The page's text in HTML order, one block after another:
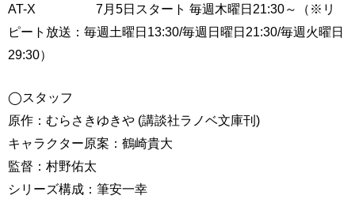
AT-X 7月5日スタート 毎週木曜日21:30～（※リ
ピート放送：毎週土曜日13:30/毎週日曜日21:30/毎週火曜日
29:30）
◯スタッフ
原作：むらさきゆきや (講談社ラノベ文庫刊)
キャラクター原案：鶴崎貴大
監督：村野佑太
シリーズ構成：筆安一幸